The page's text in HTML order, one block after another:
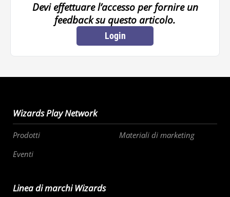
Devi effettuare l’accesso per fornire un
feedback su questo articolo.
Login
Wizards Play Network
Prodotti
Materiali di marketing
Eventi
Linea di marchi Wizards